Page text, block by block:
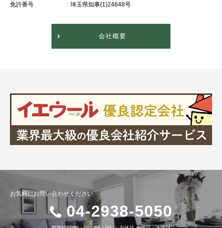
免許番号 埼玉県知事(1)24648号
会社概要
お気軽にお問い合わせください
04-2938-5050